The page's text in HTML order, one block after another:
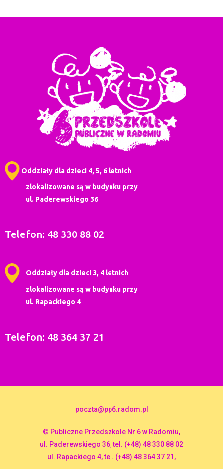
Oddziały dla dzieci 4, 5, 6 letnich
zlokalizowane są w budynku przy
ul. Paderewskiego 36
Telefon: 48 330 88 02
Oddziały dla dzieci 3, 4 letnich
zlokalizowane są w budynku przy
ul. Rapackiego 4
Telefon: 48 364 37 21
poczta@pp6.radom.pl
© Publiczne Przedszkole Nr 6 w Radomiu,
ul. Paderewskiego 36, tel. (+48) 48 330 88 02
ul. Rapackiego 4, tel. (+48) 48 364 37 21,